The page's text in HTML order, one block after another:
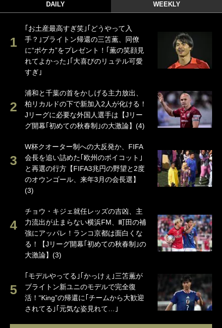
DAILY WEEKLY
｢お土産最高すぎ笑｣｢どうやって入
手？｣ブライトン帰還の三笘薫、同僚
に“ポケカ”をプレゼント！｢薫の笑顔見
れてよかった｣｢大喜びのリュテル可愛
すぎ｣
浦和と千葉の首をかしげる主力放出、
柏リカルドの下で新加入2人が化ける！
Jリーグに必要な外国人選手は【Jリー
グ開幕｢初めての秋春制｣の大激論】(4)
W杯クオーター制への大反発か、FIFA
会長を追い詰めた｢欧州のボイコット｣
と再選の行方【FIFA3兆円の野望と2度
のオウンゴール、来年3月の会長選】
(3)
チョウ・キジェ就任レッズの吉凶、主
力流出が止まらない横浜FM、町田の補
強にアッパレ！ランコ京都は面白くな
る！【Jリーグ開幕｢初めての秋春制｣の
大激論】(3)
｢モデルやってる｣｢かっけぇ｣三笘薫が
ブライトン新ユニのモデルで完全復
活！“King”の帰還に｢チームから大歓迎
されてる｣｢元気な姿見れて…｣